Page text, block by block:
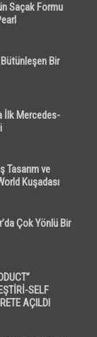
Saçak Formu
Bir
İlk Mercedes-
Tasarım ve
Kuşadası
Çok Yönlü Bir
SELF
AÇILDI